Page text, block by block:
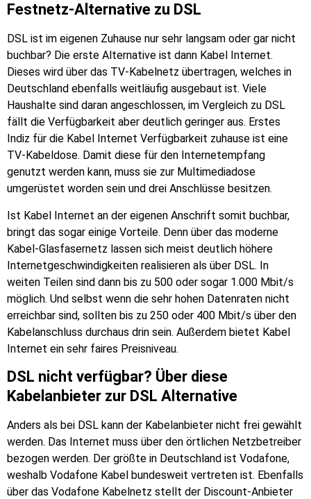
Festnetz-Alternative zu DSL
DSL ist im eigenen Zuhause nur sehr langsam oder gar nicht
buchbar? Die erste Alternative ist dann Kabel Internet.
Dieses wird über das TV-Kabelnetz übertragen, welches in
Deutschland ebenfalls weitläufig ausgebaut ist. Viele
Haushalte sind daran angeschlossen, im Vergleich zu DSL
fällt die Verfügbarkeit aber deutlich geringer aus. Erstes
Indiz für die Kabel Internet Verfügbarkeit zuhause ist eine
TV-Kabeldose. Damit diese für den Internetempfang
genutzt werden kann, muss sie zur Multimediadose
umgerüstet worden sein und drei Anschlüsse besitzen.
Ist Kabel Internet an der eigenen Anschrift somit buchbar,
bringt das sogar einige Vorteile. Denn über das moderne
Kabel-Glasfasernetz lassen sich meist deutlich höhere
Internetgeschwindigkeiten realisieren als über DSL. In
weiten Teilen sind dann bis zu 500 oder sogar 1.000 Mbit/s
möglich. Und selbst wenn die sehr hohen Datenraten nicht
erreichbar sind, sollten bis zu 250 oder 400 Mbit/s über den
Kabelanschluss durchaus drin sein. Außerdem bietet Kabel
Internet ein sehr faires Preisniveau.
DSL nicht verfügbar? Über diese
Kabelanbieter zur DSL Alternative
Anders als bei DSL kann der Kabelanbieter nicht frei gewählt
werden. Das Internet muss über den örtlichen Netzbetreiber
bezogen werden. Der größte in Deutschland ist Vodafone,
weshalb Vodafone Kabel bundesweit vertreten ist. Ebenfalls
über das Vodafone Kabelnetz stellt der Discount-Anbieter